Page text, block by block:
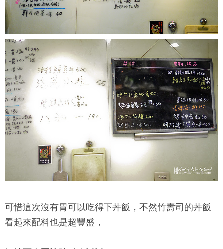
可惜這次沒有胃可以吃得下丼飯，不然竹壽司的丼飯
看起來配料也是超豐盛，